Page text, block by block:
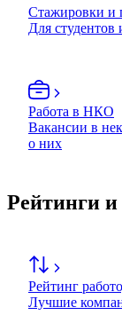
Стажировки и
Для
Работа в НКО
Вакансии в
о них
Рейтинги и
Рейтинг
Лучшие